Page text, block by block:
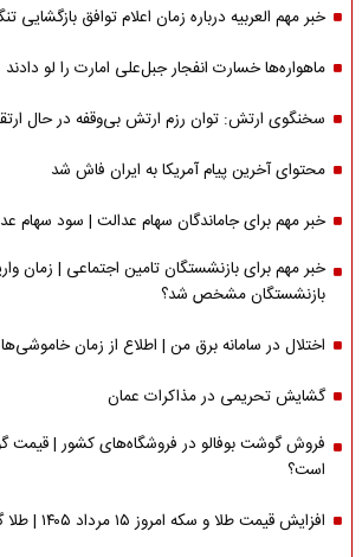
خبر مهم العربیه درباره زمان اعلام توافق بازگشایی
ماهواره‌‌ها خسارت انفجار جبل‌علی امارت را لو دادند
سخنگوی ارتش: توان رزم ارتش بی‌وقفه در حال
محتوای آخرین پیام آمریکا به ایران فاش شد
خبر مهم برای جاماندگان سهام عدالت | سود سهام
خبر مهم برای بازنشستگان تامین اجتماعی | زمان
بازنشستگان مشخص شد؟
اختلال در سامانه برق من | اطلاع از زمان
گشایش تحریمی در مذاکرات عمان
فروش گوشت بوفالو در فروشگاه‌های کشور | قیمت
است؟
افزایش قیمت طلا و سکه امروز ۱۵ مرداد ۱۴۰۵ | طلا گرمی امروز چند؟